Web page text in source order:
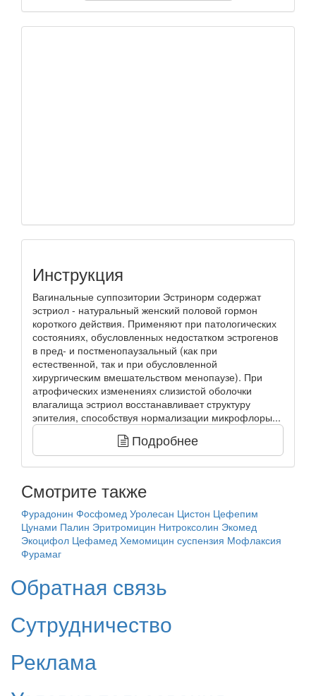
Инструкция
Вагинальные суппозитории Эстринорм содержат
эстриол - натуральный женский половой гормон
короткого действия. Применяют при патологических
состояниях, обусловленных недостатком эстрогенов
в пред- и постменопаузальный (как при
естественной, так и при обусловленной
хирургическим вмешательством менопаузе). При
атрофических изменениях слизистой оболочки
влагалища эстриол восстанавливает структуру
эпителия, способствуя нормализации микрофлоры...
Подробнее
Смотрите также
Фурадонин Фосфомед Уролесан Цистон Цефепим
Цунами Палин Эритромицин Нитроксолин Экомед
Экоцифол Цефамед Хемомицин суспензия Мофлаксия
Фурамаг
Обратная связь
Сутрудничество
Реклама